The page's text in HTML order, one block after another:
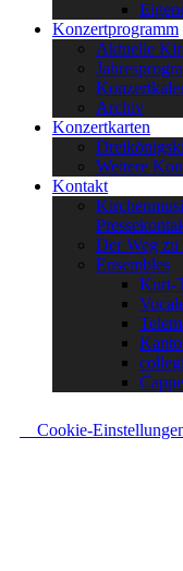
Konzertprogramm
Aktuelle
Archiv
Konzertkarten
Weitere
Kontakt
Der Weg zu
Ensembles
Kurt-
Cookie-